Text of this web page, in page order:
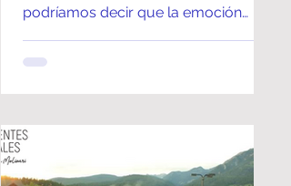
podríamos decir que la emoción
compositores...